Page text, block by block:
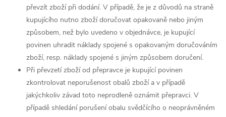
převzít zboží při dodání. V případě, že je z důvodů na straně
kupujícího nutno zboží doručovat opakovaně nebo jiným
způsobem, než bylo uvedeno v objednávce, je kupující
povinen uhradit náklady spojené s opakovaným doručováním
zboží, resp. náklady spojené s jiným způsobem doručení.
Při převzetí zboží od přepravce je kupující povinen
zkontrolovat neporušenost obalů zboží a v případě
jakýchkoliv závad toto neprodleně oznámit přepravci. V
případě shledání porušení obalu svědčícího o neoprávněném